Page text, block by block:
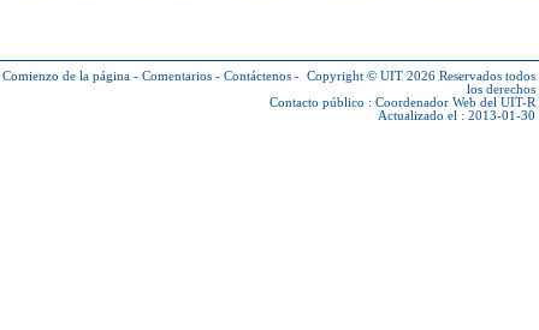
Comienzo de la página - Comentarios - Contáctenos - Copyright © UIT 2026 Reservados todos
los derechos
Contacto público : Coordenador Web del UIT-R
Actualizado el : 2013-01-30